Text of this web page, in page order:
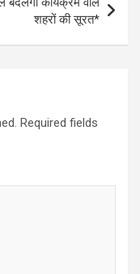
शहरों की सूरत*
Required fields